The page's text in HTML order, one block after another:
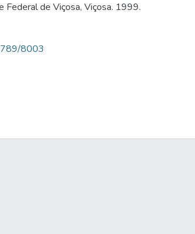
Federal de Viçosa, Viçosa. 1999.
8003